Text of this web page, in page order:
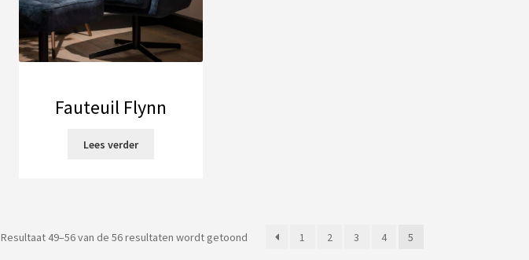
Fauteuil Flynn
Lees verder
Resultaat 49–56 van de 56 resultaten wordt getoondGesorteerd1 2 3 4 5